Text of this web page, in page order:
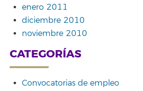
enero 2011
diciembre 2010
noviembre 2010
CATEGORÍAS
Convocatorias de empleo